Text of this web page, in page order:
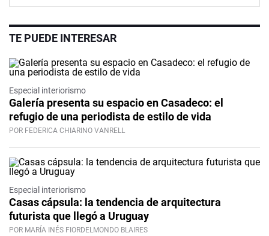
TE PUEDE INTERESAR
Especial interiorismo
Galería presenta su espacio en Casadeco: el
refugio de una periodista de estilo de vida
POR FEDERICA CHIARINO VANRELL
Especial interiorismo
Casas cápsula: la tendencia de arquitectura
futurista que llegó a Uruguay
POR MARÍA INÉS FIORDELMONDO BLAIRES